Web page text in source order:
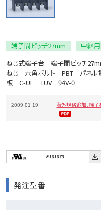
端子間ピッチ27mm 中継用
ねじ式端子台 端子間ピッチ
ねじ 六角ボルト PBT パネ
板 C-UL TUV 94V-0
2009-01-19 海外規格追加、端子
E101073
発注型番